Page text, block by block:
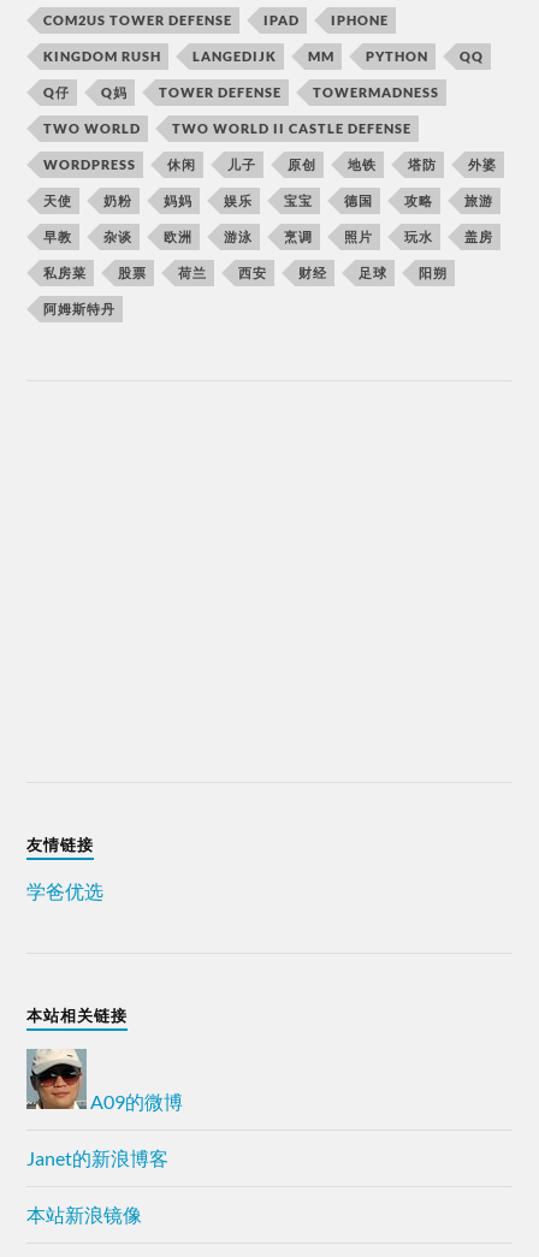
COM2US TOWER DEFENSE IPAD IPHONE
KINGDOM RUSH LANGEDIJK MM PYTHON QQ
Q仔 Q妈 TOWER DEFENSE TOWERMADNESS
TWO WORLD TWO WORLD II CASTLE DEFENSE
WORDPRESS 休闲 儿子 原创 地铁 塔防 外婆
天使 奶粉 妈妈 娱乐 宝宝 德国 攻略 旅游
早教 杂谈 欧洲 游泳 烹调 照片 玩水 盖房
私房菜 股票 荷兰 西安 财经 足球 阳朔
阿姆斯特丹
友情链接
学爸优选
本站相关链接
A09的微博
Janet的新浪博客
本站新浪镜像